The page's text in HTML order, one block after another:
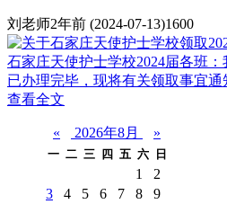
刘老师2年前 (2024-07-13)1600
石家庄天使护士学校2024届各班
已办理完毕，现将有关领取事宜通
查看全文
« 2026年8月 »
一 二 三 四 五 六 日
1
2
3
4 5 6 7 8
9